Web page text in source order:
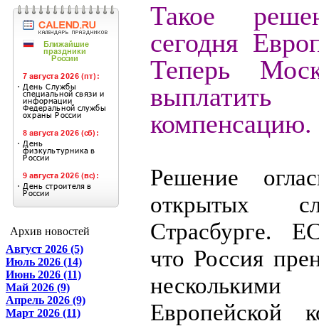
Архив новостей
Август 2026 (5)
Июль 2026 (14)
Июнь 2026 (11)
Май 2026 (9)
Апрель 2026 (9)
Март 2026 (11)
Такое
сегодня
Теперь
компенсацию.
Решение
открытых
Страсбурге.
что Россия
Европейской